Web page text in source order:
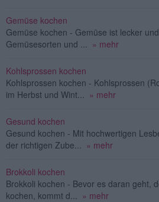
Gemüse kochen
Gemüse kochen - Gemüse ist lecker
Gemüsesorten und ...
» mehr
Kohlsprossen kochen
Kohlsprossen kochen - Kohlsprossen
im Herbst und Wint...
» mehr
Gesund kochen
Gesund kochen - Mit hochwertigen
der richtigen Zube...
» mehr
Brokkoli kochen
Brokkoli kochen - Bevor es daran geht,
kochen, kommt d...
» mehr